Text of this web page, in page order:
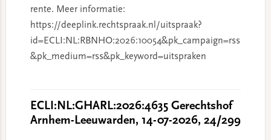
rente. Meer informatie:
https://deeplink.rechtspraak.nl/uitspraak?
id=ECLI:NL:RBNHO:2026:10054&pk_campaign=rss
&pk_medium=rss&pk_keyword=uitspraken
ECLI:NL:GHARL:2026:4635 Gerechtshof
Arnhem-Leeuwarden, 14-07-2026, 24/299